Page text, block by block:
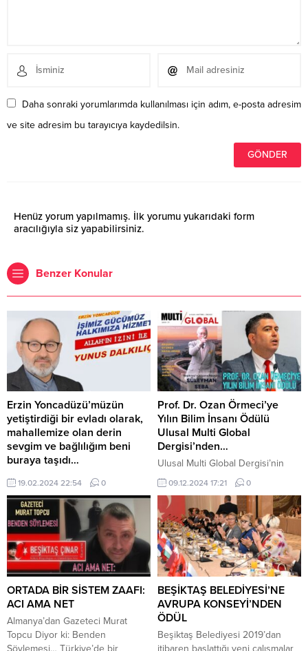
Daha sonraki yorumlarımda kullanılması için adım, e-posta adresim
ve site adresim bu tarayıcıya kaydedilsin.
Henüz yorum yapılmamış. İlk yorumu yukarıdaki form
aracılığıyla siz yapabilirsiniz.
Benzer Konular
Erzin Yoncadüzü’müzün
yetiştirdiği bir evladı olarak,
mahallemize olan derin
sevgim ve bağlılığım beni
buraya taşıdı…
Ertan Yılmaz: “Yunus Dalkılıç
muhtar seçildikten sonra
Yoncadüzü için ne yapacaksınız?”
Dalkılıç: “Ben Yoncadüzü Muhtar
Adayı Yunus Dalkılıç Değerli
kardeşlerim, mazbatamı aldıktan
sonra samimiyetle söz veriyorum;
işim, gücüm halkıma hizmet
etmek olacak. Yoncadüzü için
gereken her şeyi, içtenlikle
yapacağım. Mahallemiz en iyiyi,
en güzelini hak ediyor. Var olun,
sizleri seviyorum....
19.02.2024 22:54 0
Prof. Dr. Ozan Örmeci’ye
Yılın Bilim İnsanı Ödülü
Ulusal Multi Global
Dergisi’nden…
Ulusal Multi Global Dergisi’nin
imtiyaz sahibi Murat Topçu
tarafından, 2024 Yılının Bilim
İnsanı ödülüne, İstanbul Kent
Üniversitesi’nden Prof. Dr. Ozan
Örmeci layık görüldü. Bilim
dünyasına yaptığı değerli
katkılarla tanınan Prof. Dr.
Örmeci’ye ödül, derginin Türkiye
temsilcisi, Beşiktaş Çınar Gazetesi
Genel Yayın Yönetmeni, gazeteci
ve yazar Ertan Yılmaz tarafından
takdim edilecek....
09.12.2024 17:21 0
ORTADA BİR SİSTEM ZAAFI:
ACI AMA NET
Almanya’dan Gazeteci Murat
Topcu Diyor ki: Benden
Söylemesi… Türkiye’de bir
BEŞİKTAŞ BELEDİYESİ’NE
AVRUPA KONSEYİ’NDEN
ÖDÜL
Beşiktaş Belediyesi 2019’dan
itibaren başlattığı yeni çalışmalar